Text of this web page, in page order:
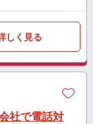
しく見る
社で電話対